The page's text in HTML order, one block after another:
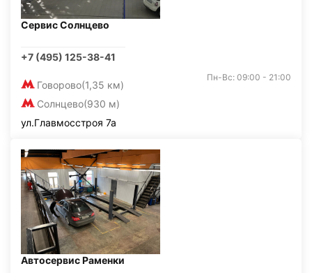
Сервис Солнцево
+7 (495) 125-38-41
Говорово(1,35 км)
Солнцево(930 м)
Пн-Вс: 09:00 - 21:00
ул.Главмосстроя 7а
Автосервис Раменки